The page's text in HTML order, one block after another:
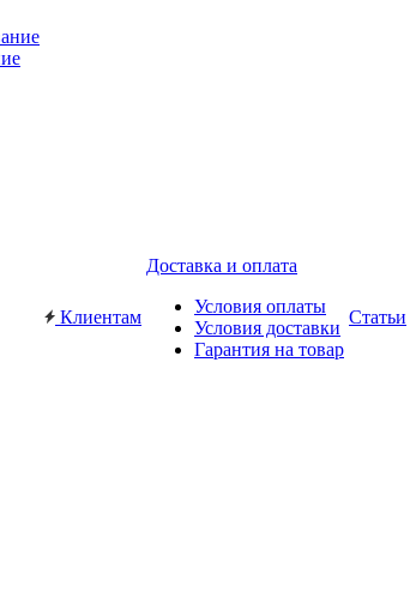
Клиентам
Доставка и оплата
Условия оплаты
Условия доставки
Гарантия на товар
Статьи